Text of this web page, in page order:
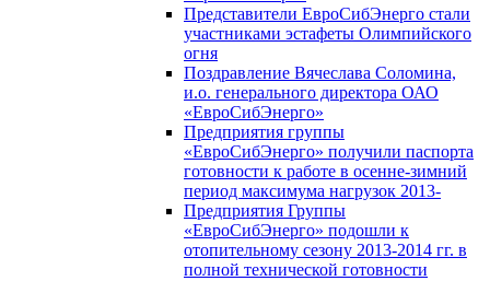
Представители ЕвроСибЭнерго стали
участниками эстафеты Олимпийского
огня
Поздравление Вячеслава Соломина,
и.о. генерального директора ОАО
«ЕвроСибЭнерго»
Предприятия группы
«ЕвроСибЭнерго» получили паспорта
готовности к работе в осенне-зимний
период максимума нагрузок 2013-
Предприятия Группы
«ЕвроСибЭнерго» подошли к
отопительному сезону 2013-2014 гг. в
полной технической готовности